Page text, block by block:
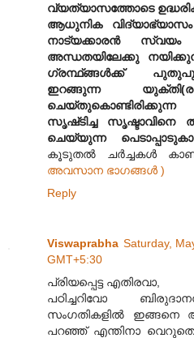
വ്യത്യാസത്തോടെ
ആധുനിക
നാട്യക്കാരന്‍ സ്വയം
അന്ധതയിലേക്കു
ഗ്രന്ഥ്ങ്ങള്‍ക്ക്‌
ഇറങ്ങുന്ന
സൃഷ്‌ടിച്ച സൃഷ്ടാവിനെ
ചെയ്യുന്ന
കൂടുതല്‍ ചര്‍ച്ചകള്‍
അവസാന ഭാഗങ്ങള്‍ )
Reply
Viswaprabha Saturday,
GMT+5:30
പ്രിയപ്പെട്ട എതിരവാ,
പഠിച്ചറിവോ
സംഗതികളിൽ ഇങ്ങനെ
പറഞ്ഞ് എന്തിനാ വെറുതെ